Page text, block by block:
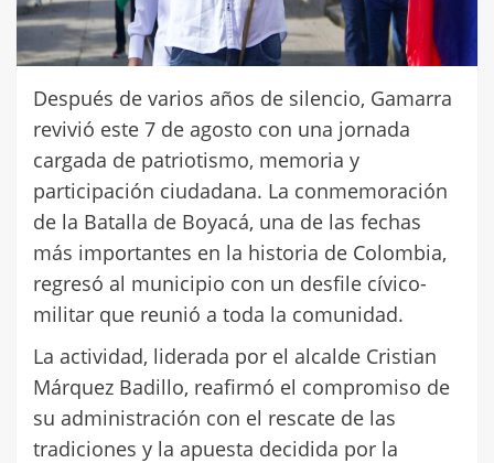
Después de varios años de silencio, Gamarra
revivió este 7 de agosto con una jornada
cargada de patriotismo, memoria y
participación ciudadana. La conmemoración
de la Batalla de Boyacá, una de las fechas
más importantes en la historia de Colombia,
regresó al municipio con un desfile cívico-
militar que reunió a toda la comunidad.
La actividad, liderada por el alcalde Cristian
Márquez Badillo, reafirmó el compromiso de
su administración con el rescate de las
tradiciones y la apuesta decidida por la